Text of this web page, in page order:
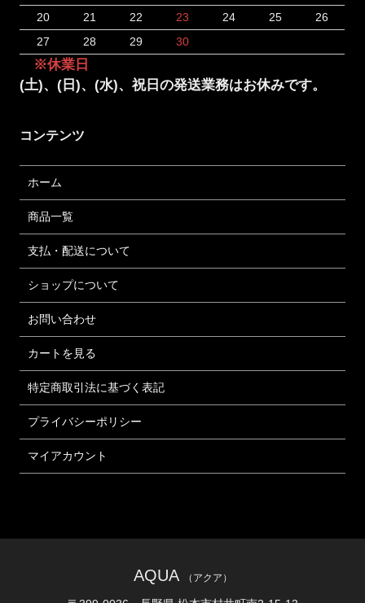
20
21 22 23 24 25
26
27
28 29 30
※休業日
(土)、(日)、(水)、祝日の発送業務はお休みです。
コンテンツ
ホーム
商品一覧
支払・配送について
ショップについて
お問い合わせ
カートを見る
特定商取引法に基づく表記
プライバシーポリシー
マイアカウント
AQUA （アクア）